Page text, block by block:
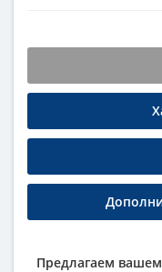
Предлагаем